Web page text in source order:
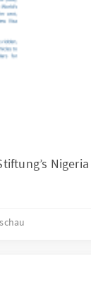
Nigeria